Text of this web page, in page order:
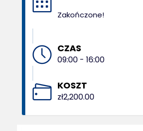
Kontakt
Zakończone!
CZAS
09:00 - 16:00
KOSZT
zł2,200.00